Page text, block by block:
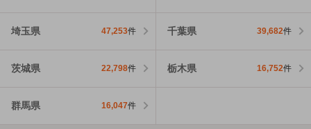
埼玉県 47,253件 千葉県 39,682件
茨城県 22,798件 栃木県 16,752件
群馬県 16,047件